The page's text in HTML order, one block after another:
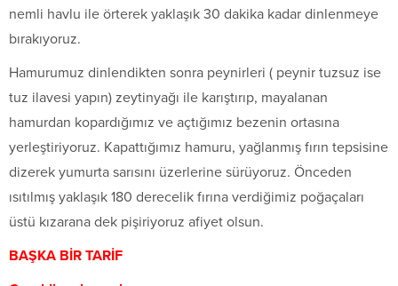
nemli havlu ile örterek yaklaşık 30 dakika kadar dinlenmeye
bırakıyoruz.
Hamurumuz dinlendikten sonra peynirleri ( peynir tuzsuz ise
tuz ilavesi yapın) zeytinyağı ile karıştırıp, mayalanan
hamurdan kopardığımız ve açtığımız bezenin ortasına
yerleştiriyoruz. Kapattığımız hamuru, yağlanmış fırın tepsisine
dizerek yumurta sarısını üzerlerine sürüyoruz. Önceden
ısıtılmış yaklaşık 180 derecelik fırına verdiğimiz poğaçaları
üstü kızarana dek pişiriyoruz afiyet olsun.
BAŞKA BİR TARİF